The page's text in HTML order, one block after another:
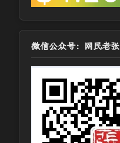
微信公众号：网民老张